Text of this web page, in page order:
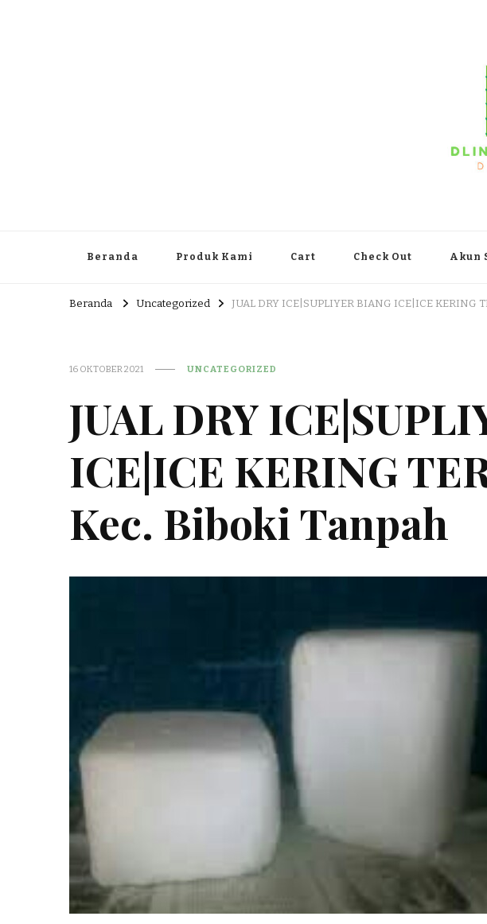
Beranda Produk Kami Cart Check Out Akun
Beranda Uncategorized JUAL DRY ICE|SUPLIYER BIANG ICE|ICE KERING
16 OKTOBER 2021 UNCATEGORIZED
JUAL DRY
ICE|ICE KERING
Kec. Biboki Tanpah